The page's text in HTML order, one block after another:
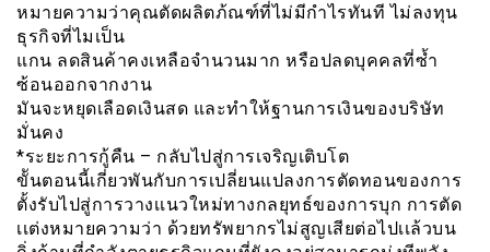
หมายความว่าคุณตัดผลิตภ้ณฑ์ที่ไม่มีกำไรทันที ไม่ลงทุน
ธุรกิจที่ไมเป็น
แกน ลดสินค้าคงเหลือจำนวนมาก หรือปลดบุคคลที่ซ้ำ
ซ้อนออกจากงาน
มันจะหยุดเลือดเงินสด และทำให้ฐานการเงินของบริษัท
มั่นคง
*ระยะการกู้คืน – กลับไปสู่การเจริญเติบโต
ขัันตอนนี้เกี่ยวพันกับการเปลี่ยนแปลงการตัดทอนของการ
ตั้งรับไปสู่การวางเเนวใหม่ทางกลยุทธ์ของการบุก การตัด
เเต่งหมายความว่า ด้วยทรัพยากรไม่สูญเสียต่อไปเเล้วบน